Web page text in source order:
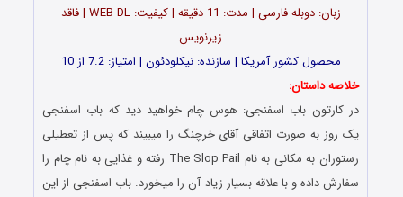
زبان: دوبله فارسی | مدت: 11 دقیقه | کیفیت: WEB-DL | فاقد
زیرنویس
محصول کشور آمریکا | سازنده: نیکلودئون | امتیاز: 7.2 از 10
خلاصه داستان:
در کارتون باب اسفنجی: هوس چام خواهید دید که باب اسفنجی
یک روز به صورت اتفاقی آقای خرچنگ را میبیند که پس از تعطیلی
رستوران به مکانی به نام The Slop Pail رفته و غذایی به نام چام را
سفارش داده و با علاقه بسیار زیاد آن را میخورد. باب اسفنجی از این